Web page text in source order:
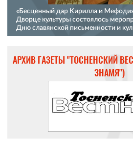
«Бесценный дар Кирилла и
Дворце культуры состоялось
Дню славянской письменности и
АРХИВ ГАЗЕТЫ "ТОСНЕНСКИЙ
ЗНАМЯ")